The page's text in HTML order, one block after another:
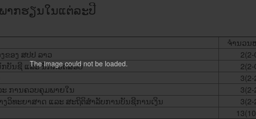
The imagecould not be loaded.
າກຮຽນ​ໃນ​ແຕ່ລະ​ປີ
ຈໍານວ
ຂອງ ສປປ ລາວ
ກ​ບັນຊີ ​ແລະ ນັກ​ກວດ​ສອບ
ການ​ຄວບ​ຄຸມ​ພາຍ​ໃນ
ວິທະຍາສາດ ​ແລະ ສະຖິຕິ​ສໍາລັບ​ການ​ບັນຊີ​ການ​ເງິນ